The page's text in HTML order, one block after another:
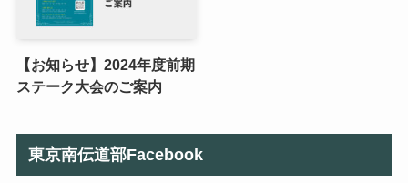
【お知らせ】2024年度前期
ステーク大会のご案内
東京南伝道部Facebook